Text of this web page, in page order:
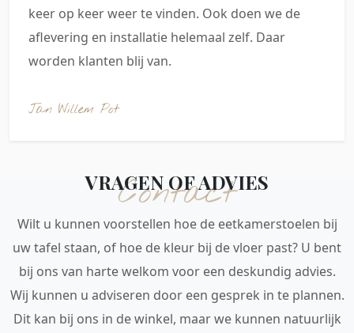
keer op keer weer te vinden. Ook doen we de
aflevering en installatie helemaal zelf. Daar
worden klanten blij van.
Jan Willem Pot
Contact
VRAGEN OF ADVIES
Wilt u kunnen voorstellen hoe de eetkamerstoelen bij
uw tafel staan, of hoe de kleur bij de vloer past? U bent
bij ons van harte welkom voor een deskundig advies.
Wij kunnen u adviseren door een gesprek in te plannen.
Dit kan bij ons in de winkel, maar we kunnen natuurlijk